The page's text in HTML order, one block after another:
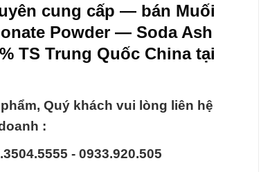
cung cấp — bán Muối
Powder — Soda Ash
TS Trung Quốc China tại
Quý khách vui lòng liên hệ
:
- 0933.920.505